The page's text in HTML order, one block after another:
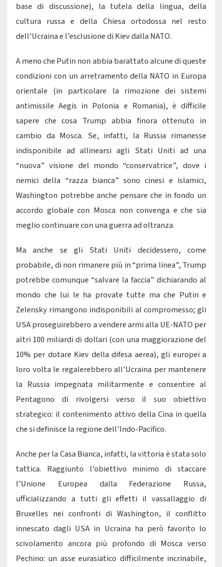
base di discussione), la tutela della lingua, della
cultura russa e della Chiesa ortodossa nel resto
dell’Ucraina e l’esclusione di Kiev dalla NATO.
A meno che Putin non abbia barattato alcune di queste
condizioni con un arretramento della NATO in Europa
orientale (in particolare la rimozione dei sistemi
antimissile Aegis in Polonia e Romania), è difficile
sapere che cosa Trump abbia finora ottenuto in
cambio da Mosca. Se, infatti, la Russia rimanesse
indisponibile ad allinearsi agli Stati Uniti ad una
“nuova” visione del mondo “conservatrice”, dove i
nemici della “razza bianca” sono cinesi e islamici,
Washington potrebbe anche pensare che in fondo un
accordo globale con Mosca non convenga e che sia
meglio continuare con una guerra ad oltranza.
Ma anche se gli Stati Uniti decidessero, come
probabile, di non rimanere più in “prima linea”, Trump
potrebbe comunque “salvare la faccia” dichiarando al
mondo che lui le ha provate tutte ma che Putin e
Zelensky rimangono indisponibili al compromesso; gli
USA proseguirebbero a vendere armi alla UE-NATO per
altri 100 miliardi di dollari (con una maggiorazione del
10% per dotare Kiev della difesa aerea), gli europei a
loro volta le regalerebbero all’Ucraina per mantenere
la Russia impegnata militarmente e consentire al
Pentagono di rivolgersi verso il suo obiettivo
strategico: il contenimento attivo della Cina in quella
che si definisce la regione dell’Indo-Pacifico.
Anche per la Casa Bianca, infatti, la vittoria è stata solo
tattica. Raggiunto l’obiettivo minimo di staccare
l’Unione Europea dalla Federazione Russa,
ufficializzando a tutti gli effetti il vassallaggio di
Bruxelles nei confronti di Washington, il conflitto
innescato dagli USA in Ucraina ha però favorito lo
scivolamento ancora più profondo di Mosca verso
Pechino: un asse eurasiatico difficilmente incrinabile,